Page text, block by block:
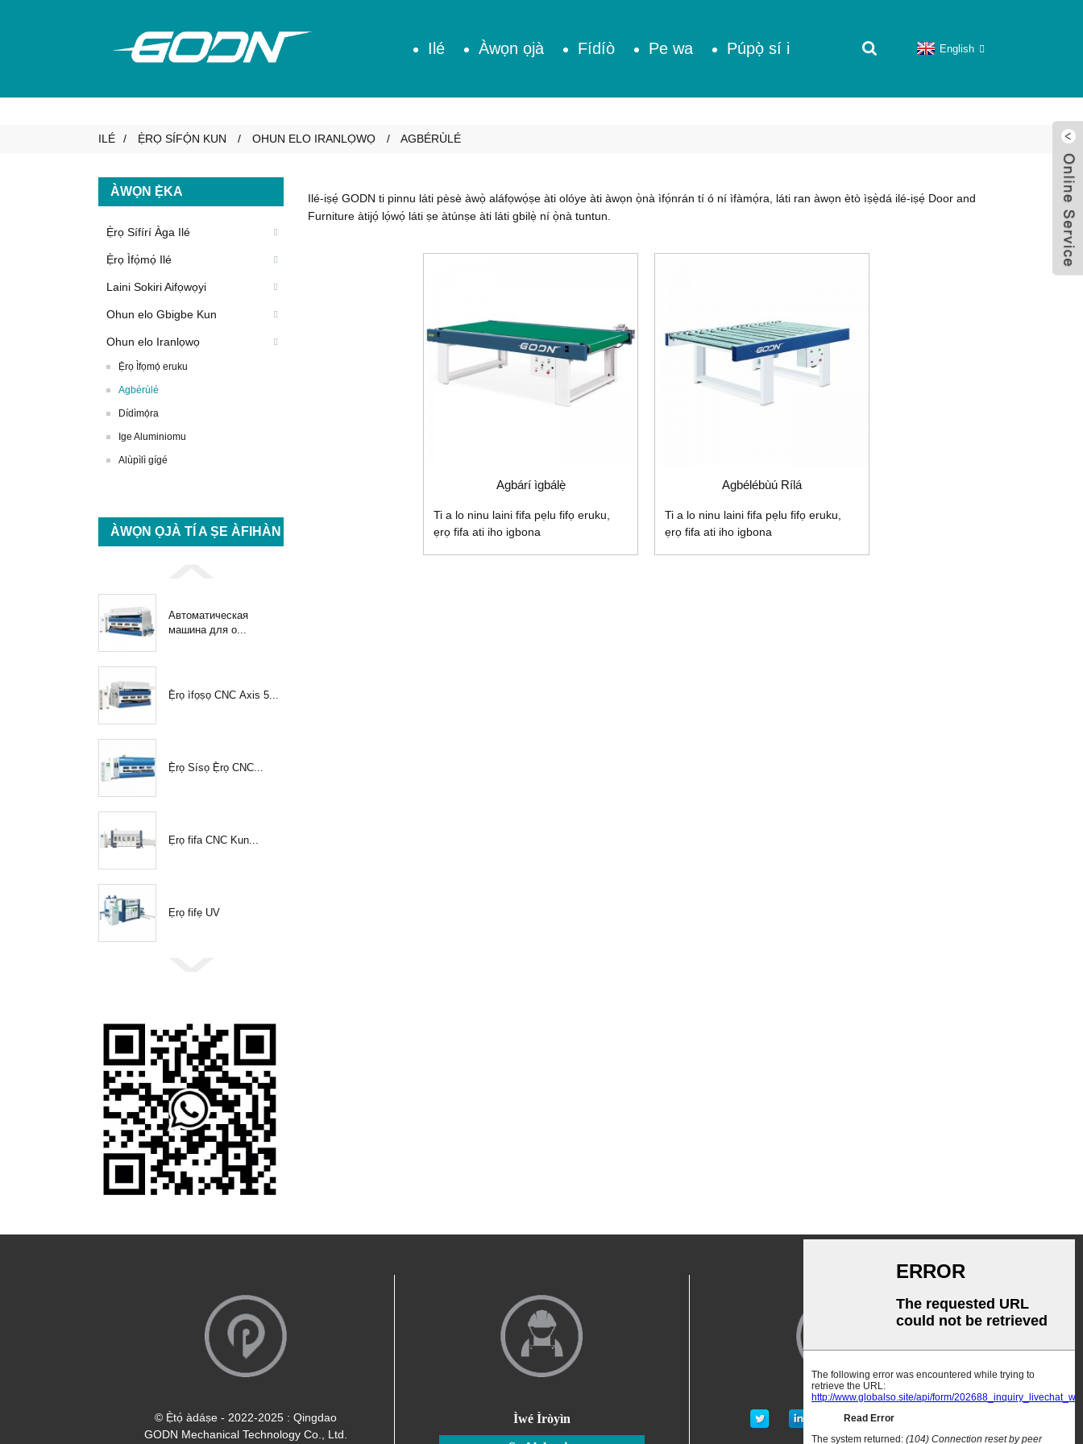
Ilé Àwọn ọjà Fídíò Pe wa Púpọ̀ sí i English
ILÉ Ẹ̀RỌ SÍFỌ́N KUN OHUN ELO IRANLỌWỌ AGBÉRÙLÉ
ÀWỌN Ẹ̀KA
Ẹ̀rọ Sífírí Àga Ilé
Ẹ̀rọ Ìfọ́mọ́ Ilé
Laini Sokiri Aifọwọyi
Ohun elo Gbigbe Kun
Ohun elo Iranlọwọ
Ẹ̀rọ Ìfọmọ́ eruku
Agbérùlé
Dídìmọ́ra
Ige Aluminiomu
Alùpìlì gígé
ÀWỌN ỌJÀ TÍ A ṢE ÀFIHÀN
Автоматическая
машина для о...
Ẹ̀rọ ìfọṣọ CNC Axis 5...
Ẹ̀rọ Sísọ Ẹ̀rọ CNC...
Ẹrọ fifa CNC Kun...
Ẹrọ fifẹ UV
Ilé-iṣẹ́ GODN ti pinnu láti pèsè àwọ̀ aláfọwọ́ṣe àti olóye àti àwọn ọ̀nà ìfọ́nrán tí ó ní ìfàmọ́ra, láti ran àwọn ètò ìṣẹ̀dá ilé-iṣẹ́ Door and
Furniture àtijọ́ lọ́wọ́ láti ṣe àtúnṣe àti láti gbilẹ̀ ní ọ̀nà tuntun.
Agbárí ìgbálẹ̀
Ti a lo ninu laini fifa pẹlu fifọ eruku,
ẹrọ fifa ati iho igbona
Agbélébùú Rílá
Ti a lo ninu laini fifa pẹlu fifọ eruku,
ẹrọ fifa ati iho igbona
© Ẹ̀tọ́ àdáṣe - 2022-2025 : Qingdao
GODN Mechanical Technology Co., Ltd.
Ìwé Ìròyìn